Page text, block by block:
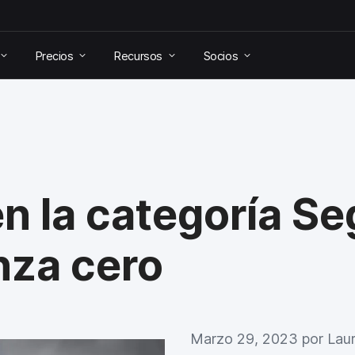
Precios Recursos Socios
la categoría
cero
Marzo 29, 2023 por